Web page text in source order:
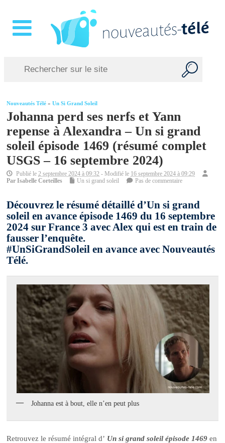
Nouveautés Télé »Un Si Grand Soleil
Johanna perd ses nerfs et Yann
repense à Alexandra – Un si grand
soleil épisode 1469 (résumé complet
USGS – 16 septembre 2024)
Publié le2 septembre 2024 à 09:32 - Modifié le 16 septembre 2024 à 09:29
ParIsabelle Corteilles Un si grand soleil Pas de commentaire
Découvrez le résumé détaillé d’Un si grand
soleil en avance épisode 1469 du 16 septembre
2024 sur France 3 avec Alex qui est en train de
fausser l’enquête.
#UnSiGrandSoleil en avance avec Nouveautés
Télé.
Johanna est à bout, elle n’en peut plus
Retrouvez le résumé intégral d’ Un si grand soleil épisode 1469 en